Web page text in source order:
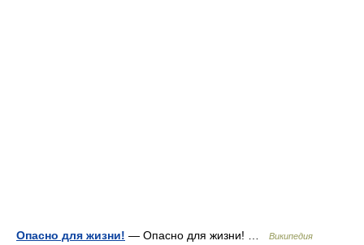
Опасно для жизни! — Опасно для жизни! … Википедия